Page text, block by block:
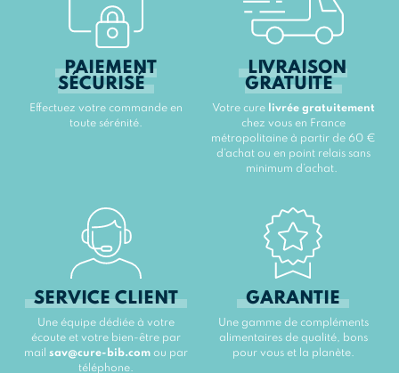
PAIEMENT
SÉCURISÉ
Effectuez votre commande en
toute sérénité.
LIVRAISON
GRATUITE
Votre cure
livrée gratuitement
chez vous en France
métropolitaine à partir de 60 €
d’achat ou en point relais sans
minimum d’achat.
SERVICE CLIENT
Une équipe dédiée à votre
écoute et votre bien-être par
mail sav@cure-bib.com ou par
téléphone.
GARANTIE
Une gamme de compléments
alimentaires de qualité, bons
pour vous et la planète.